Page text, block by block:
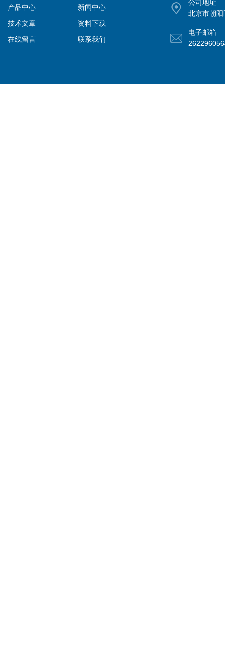
产品中心
新闻中心
技术文章
资料下载
在线留言
联系我们
公司地址
北京市朝
电子邮箱